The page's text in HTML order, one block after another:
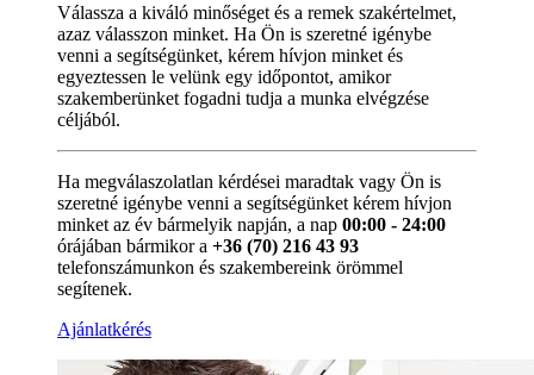
Válassza a kiváló minőséget és a remek szakértelmet,
azaz válasszon minket. Ha Ön is szeretné igénybe
venni a segítségünket, kérem hívjon minket és
egyeztessen le velünk egy időpontot, amikor
szakemberünket fogadni tudja a munka elvégzése
céljából.
Ha megválaszolatlan kérdései maradtak vagy Ön is
szeretné igénybe venni a segítségünket kérem hívjon
minket az év bármelyik napján, a nap 00:00 - 24:00
órájában bármikor a +36 (70) 216 43 93
telefonszámunkon és szakembereink örömmel
segítenek.
Ajánlatkérés